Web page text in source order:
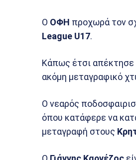
Ο ΟΦΗ προχωρά τον
League U17.
Κάπως έτσι απέκτησε
ακόμη μεταγραφικό
Ο νεαρός
όπου κατάφερε να
μεταγραφή στους